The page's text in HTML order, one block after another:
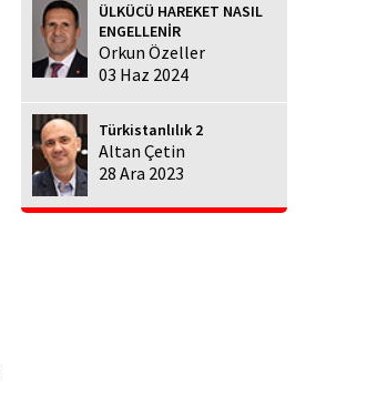
ÜLKÜCÜ HAREKET NASIL
ENGELLENİR
Orkun Özeller
03 Haz 2024
Türkistanlılık 2
Altan Çetin
28 Ara 2023